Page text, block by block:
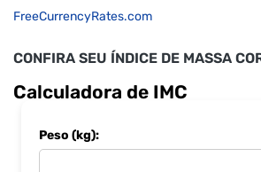
FreeCurrencyRates.com
CONFIRA SEU ÍNDICE DE MASSA
Calculadora de IMC
Peso (kg):